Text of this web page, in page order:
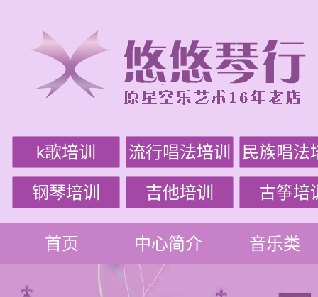
k歌培训 流行唱法培训 民族唱法
钢琴培训 吉他培训 古筝培
首页 中心简介 音乐类